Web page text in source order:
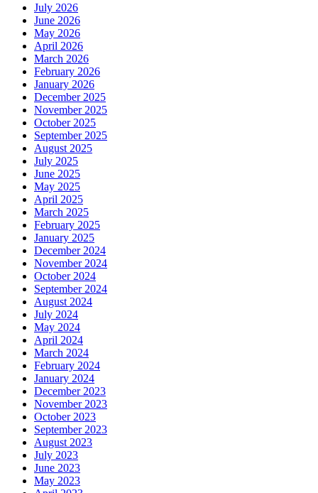
July 2026
June 2026
May 2026
April 2026
March 2026
February 2026
January 2026
December 2025
November 2025
October 2025
September 2025
August 2025
July 2025
June 2025
May 2025
April 2025
March 2025
February 2025
January 2025
December 2024
November 2024
October 2024
September 2024
August 2024
July 2024
May 2024
April 2024
March 2024
February 2024
January 2024
December 2023
November 2023
October 2023
September 2023
August 2023
July 2023
June 2023
May 2023